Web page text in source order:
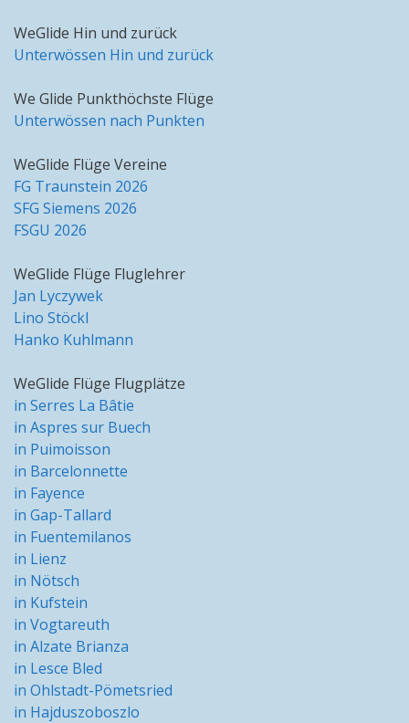
WeGlide Hin und zurück
Unterwössen Hin und zurück
We Glide Punkthöchste Flüge
Unterwössen nach Punkten
WeGlide Flüge Vereine
FG Traunstein 2026
SFG Siemens 2026
FSGU 2026
WeGlide Flüge Fluglehrer
Jan Lyczywek
Lino Stöckl
Hanko Kuhlmann
WeGlide Flüge Flugplätze
in Serres La Bâtie
in Aspres sur Buech
in Puimoisson
in Barcelonnette
in Fayence
in Gap-Tallard
in Fuentemilanos
in Lienz
in Nötsch
in Kufstein
in Vogtareuth
in Alzate Brianza
in Lesce Bled
in Ohlstadt-Pömetsried
in Hajduszoboszlo